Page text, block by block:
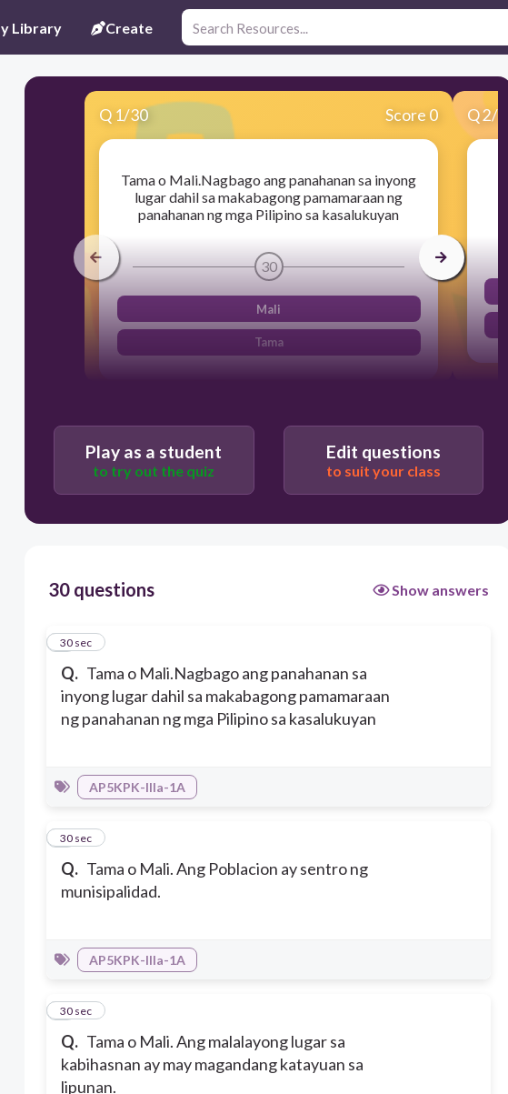
Library Create
Q 1/30 Score 0
Tama o Mali.Nagbago ang panahanan sa inyong
lugar dahil sa makabagong pamamaraan ng
panahanan ng mga Pilipino sa kasalukuyan
30
Mali
Tama
Q2/30
Play as a student
to try out the quiz
Edit questions
to suit your class
30 questions Show answers
Q. Tama o Mali.Nagbago ang panahanan sa
inyong lugar dahil sa makabagong pamamaraan
ng panahanan ng mga Pilipino sa kasalukuyan
1
30 sec
AP5KPK-IIIa-1A
Q. Tama o Mali. Ang Poblacion ay sentro ng
munisipalidad.
2
30 sec
AP5KPK-IIIa-1A
Q. Tama o Mali. Ang malalayong lugar sa
kabihasnan ay may magandang katayuan sa
lipunan.
3
30 sec